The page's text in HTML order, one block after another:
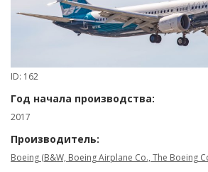
ID: 162
Год начала производства:
2017
Производитель:
Boeing (B&W, Boeing Airplane Co., The Boeing